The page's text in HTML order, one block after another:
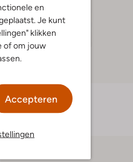
en
Je kunt
klikken
of om jouw
Accepteren
Laatste item
Geklede broek
€ 91,95 € 36,99